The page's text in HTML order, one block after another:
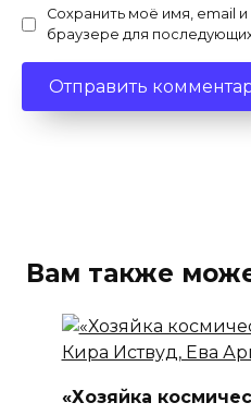
Сохранить моё имя, email
браузере для
Вам также
«Хозяйка